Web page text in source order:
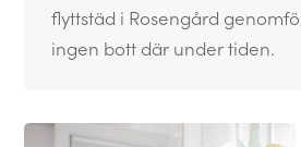
flyttstäd i Rosengård
ingen bott där under tiden.